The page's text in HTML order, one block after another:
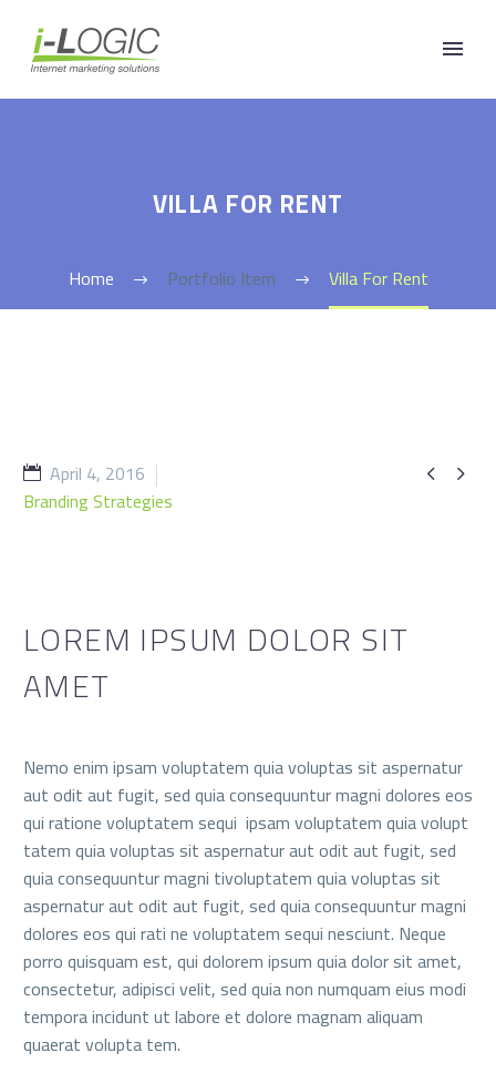
VILLA FOR RENT
Home Portfolio Item Villa For Rent
 
April 4, 2016
Branding Strategies
LOREM IPSUM DOLOR SIT
AMET
Nemo enim ipsam voluptatem quia voluptas sit aspernatur
aut odit aut fugit, sed quia consequuntur magni dolores eos
qui ratione voluptatem sequi ipsam voluptatem quia volupt
tatem quia voluptas sit aspernatur aut odit aut fugit, sed
quia consequuntur magni tivoluptatem quia voluptas sit
aspernatur aut odit aut fugit, sed quia consequuntur magni
dolores eos qui rati ne voluptatem sequi nesciunt. Neque
porro quisquam est, qui dolorem ipsum quia dolor sit amet,
consectetur, adipisci velit, sed quia non numquam eius modi
tempora incidunt ut labore et dolore magnam aliquam
quaerat volupta tem.